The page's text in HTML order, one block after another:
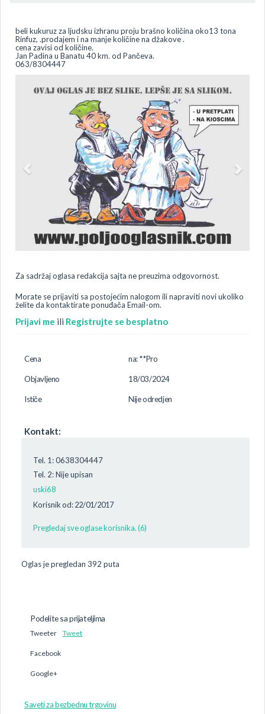
beli kukuruz za ljudsku izhranu proju brašno količina oko13 tona
Rinfuz, .prodajem i na manje količine na džakove .
cena zavisi od količine.
Jan Padina u Banatu 40 km. od Pančeva.
063/8304447
Za sadržaj oglasa redakcija sajta ne preuzima odgovornost.
Morate se prijaviti sa postojećim nalogom ili napraviti novi ukoliko
želite da kontaktirate ponuđača Email-om.
Prijavi me ili Registrujte se besplatno
Cena na: **Pro
Objavljeno 18/03/2024
Ističe Nije odredjen
Kontakt:
Tel. 1: 0638304447
Tel. 2: Nije upisan
uski68
Korisnik od: 22/01/2017
Pregledaj sve oglase korisnika. (6)
Oglas je pregledan 392 puta
Podelite sa prijateljima
Tweeter Tweet
Facebook
Google+
Saveti za bezbednu trgovinu